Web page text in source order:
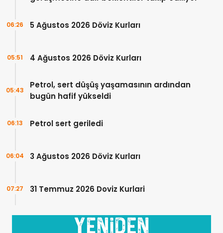
5 Ağustos 2026 Döviz Kurları
06:26
4 Ağustos 2026 Döviz Kurları
05:51
Petrol, sert düşüş yaşamasının ardından
bugün hafif yükseldi
05:43
Petrol sert geriledi
06:13
3 Ağustos 2026 Döviz Kurları
06:04
31 Temmuz 2026 Doviz Kurlari
07:27